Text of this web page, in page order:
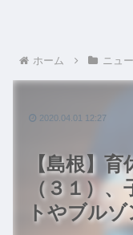
ホーム ニュ
【島根】
（３１）
トやブル
2020.04.01 12:27